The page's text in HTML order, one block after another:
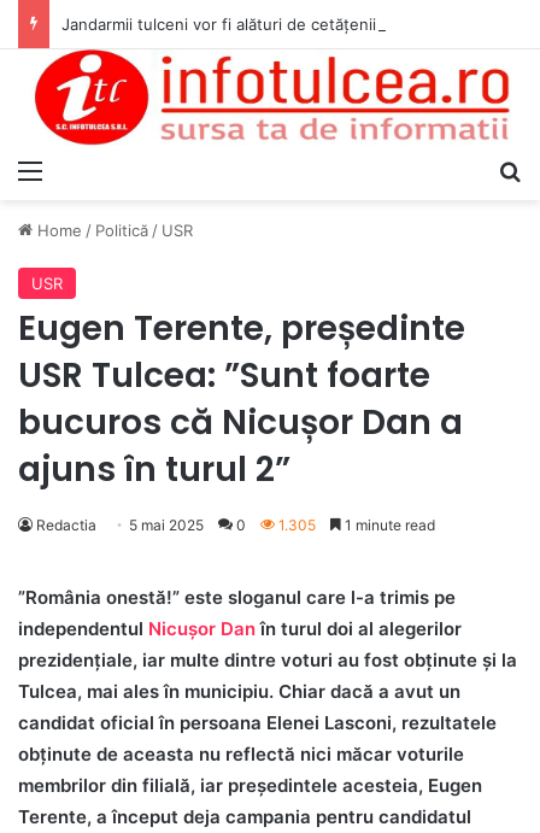
Home / Politică / USR
USR
Eugen Terente, președinte
USR Tulcea: ”Sunt foarte
bucuros că Nicușor Dan a
ajuns în turul 2”
Redactia 5 mai 2025 0 1.305 1 minute read
”România onestă!” este sloganul care l-a trimis pe
independentul Nicușor Danîn turul doi al alegerilor
prezidențiale, iar multe dintre voturi au fost obținute și la
Tulcea, mai ales în municipiu. Chiar dacă a avut un
candidat oficial în persoana Elenei Lasconi, rezultatele
obținute de aceasta nu reflectă nici măcar voturile
membrilor din filială, iar președintele acesteia, Eugen
Terente, a început deja campania pentru candidatul